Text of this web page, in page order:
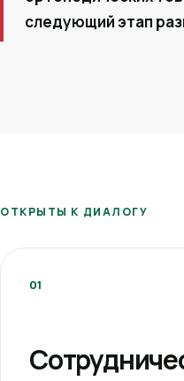
следующий этап
ОТКРЫТЫ К ДИАЛОГУ
01